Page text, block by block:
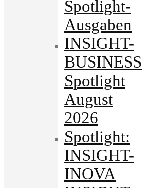
Spotlight-
Ausgaben
INSIGHT-
BUSINESS
Spotlight
August
2026
Spotlight:
INSIGHT-
INOVA